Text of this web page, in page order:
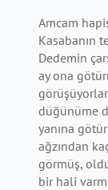
Amcam
Kasabanın
Dedemin
ay ona
düğünüme
yanına
ağzından
görmüş,
bir hali